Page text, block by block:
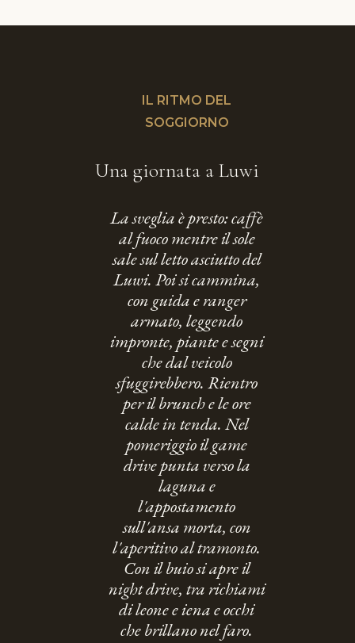
IL RITMO DEL
SOGGIORNO
Una giornata a Luwi
La sveglia è presto: caffè
al fuoco mentre il sole
sale sul letto asciutto del
Luwi. Poi si cammina,
con guida e ranger
armato, leggendo
impronte, piante e segni
che dal veicolo
sfuggirebbero. Rientro
per il brunch e le ore
calde in tenda. Nel
pomeriggio il game
drive punta verso la
laguna e
l'appostamento
sull'ansa morta, con
l'aperitivo al tramonto.
Con il buio si apre il
night drive, tra richiami
di leone e iena e occhi
che brillano nel faro.